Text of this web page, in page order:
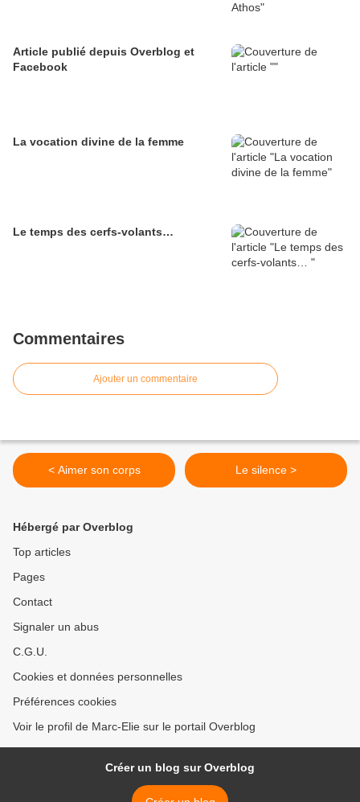
Article publié depuis Overblog et
Facebook
La vocation divine de la femme
Le temps des cerfs-volants…
Commentaires
Ajouter un commentaire
< Aimer son corps Le silence >
Hébergé par Overblog
Top articles
Pages
Contact
Signaler un abus
C.G.U.
Cookies et données personnelles
Préférences cookies
Voir le profil de Marc-Elie sur le portail Overblog
Créer un blog sur Overblog